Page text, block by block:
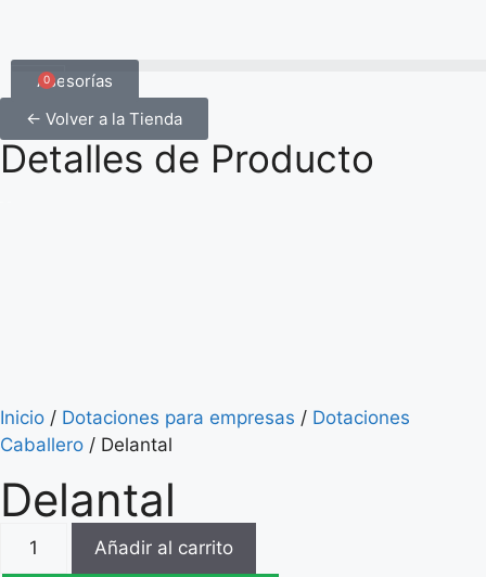
Asesorías
0
← Volver a la Tienda
Detalles de Producto
Inicio / Dotaciones para empresas / Dotaciones
Caballero / Delantal
Delantal
Añadir al carrito